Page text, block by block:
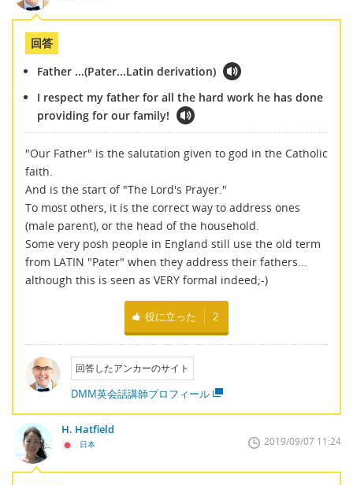
回答
Father ...(Pater...Latin derivation)
I respect my father for all the hard work he has done
providing for our family!
"Our Father" is the salutation given to god in the Catholic
faith.
And is the start of "The Lord's Prayer."
To most others, it is the correct way to address ones
(male parent), or the head of the household.
Some very posh people in England still use the old term
from LATIN "Pater" when they address their fathers...
although this is seen as VERY formal indeed;-)
役に立った 2
回答したアンカーのサイト
DMM英会話講師プロフィール
H. Hatfield
日本 2019/09/07 11:24